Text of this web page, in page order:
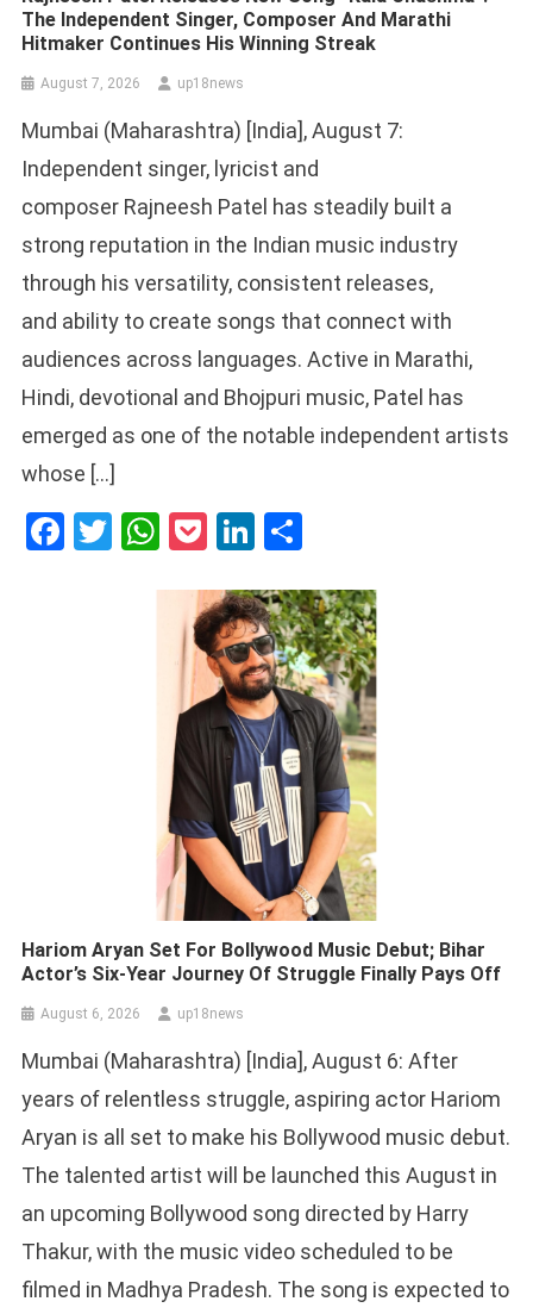
The Independent Singer, Composer And Marathi
Hitmaker Continues His Winning Streak
August 7, 2026 up18news
Mumbai (Maharashtra) [India], August 7:
Independent singer, lyricist and
composer Rajneesh Patel has steadily built a
strong reputation in the Indian music industry
through his versatility, consistent releases,
and ability to create songs that connect with
audiences across languages. Active in Marathi,
Hindi, devotional and Bhojpuri music, Patel has
emerged as one of the notable independent artists
whose […]
Facebook
Twitter
WhatsApp
PocketLinkedIn
Hariom Aryan Set For Bollywood Music Debut; Bihar
Actor’s Six-Year Journey Of Struggle Finally Pays Off
August 6, 2026 up18news
Mumbai (Maharashtra) [India], August 6: After
years of relentless struggle, aspiring actor Hariom
Aryan is all set to make his Bollywood music debut.
The talented artist will be launched this August in
an upcoming Bollywood song directed by Harry
Thakur, with the music video scheduled to be
filmed in Madhya Pradesh. The song is expected to